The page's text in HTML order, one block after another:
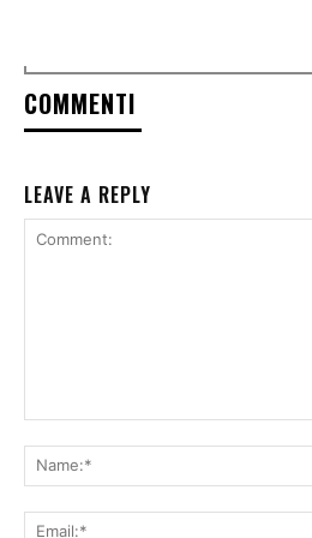
COMMENTI
LEAVE A REPLY